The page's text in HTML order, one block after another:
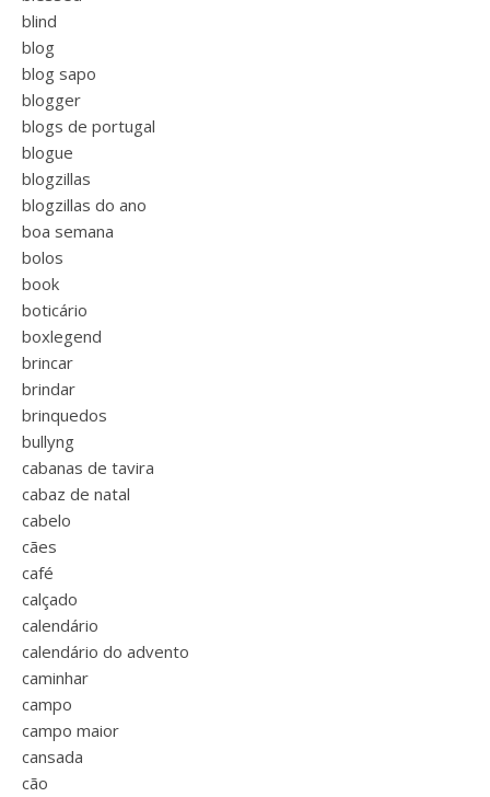
blind
blog
blog sapo
blogger
blogs de portugal
blogue
blogzillas
blogzillas do ano
boa semana
bolos
book
boticário
boxlegend
brincar
brindar
brinquedos
bullyng
cabanas de tavira
cabaz de natal
cabelo
cães
café
calçado
calendário
calendário do advento
caminhar
campo
campo maior
cansada
cão